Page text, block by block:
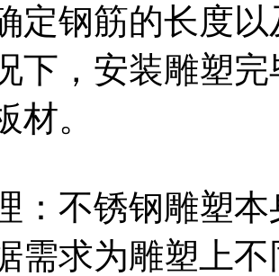
定钢筋的长度
下，安装雕塑
材。
：不锈钢雕塑
需求为雕塑上